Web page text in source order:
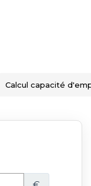
Calcul capacité